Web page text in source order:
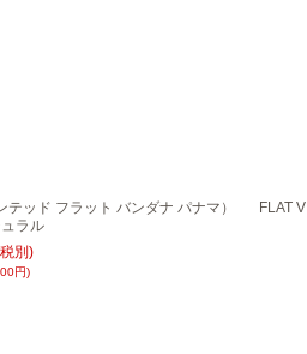
ッド フラット バンダナ パナマ）
ラル
別)
円)
FLAT